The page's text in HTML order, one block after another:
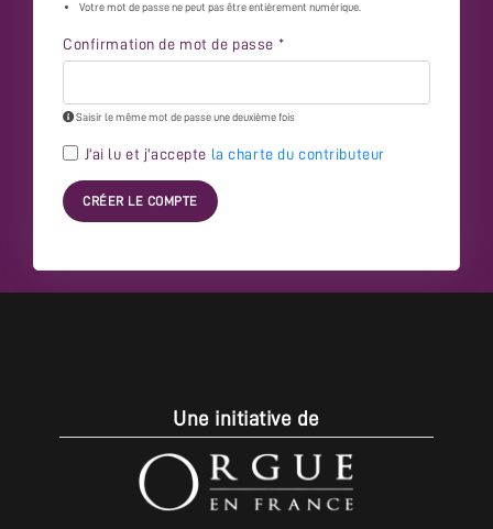
Votre mot de passe ne peut pas être entièrement numérique.
Confirmation de mot de passe *
Saisir le même mot de passe une deuxième fois
J'ai lu et j'accepte la charte du contributeur
CRÉER LE COMPTE
Une initiative de